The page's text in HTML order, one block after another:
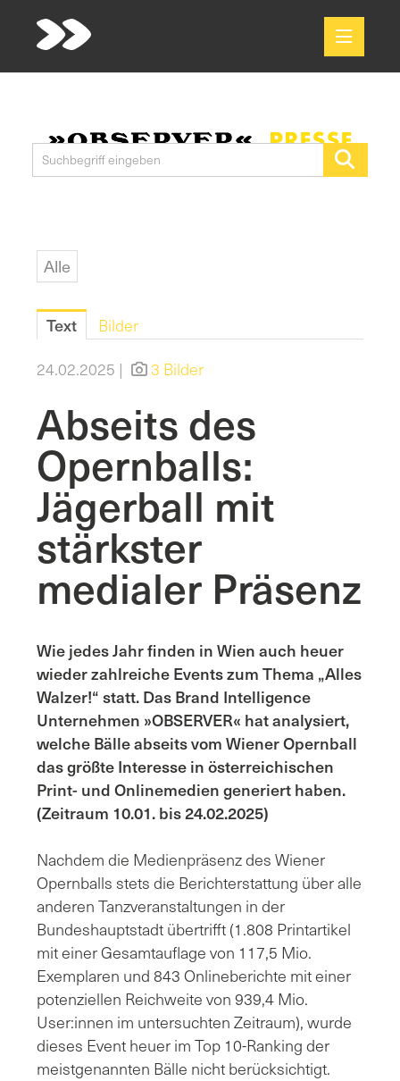
Media
Alle
Text
Bilder
24.02.2025 |
3 Bilder
Abseits des
Opernballs:
Jägerball mit
stärkster
medialer Präsenz
Wie jedes Jahr finden in Wien auch heuer
wieder zahlreiche Events zum Thema „Alles
Walzer!“ statt. Das Brand Intelligence
Unternehmen »OBSERVER« hat analysiert,
welche Bälle abseits vom Wiener Opernball
das größte Interesse in österreichischen
Print- und Onlinemedien generiert haben.
(Zeitraum 10.01. bis 24.02.2025)
Nachdem die Medienpräsenz des Wiener
Opernballs stets die Berichterstattung über alle
anderen Tanzveranstaltungen in der
Bundeshauptstadt übertrifft (1.808 Printartikel
mit einer Gesamtauflage von 117,5 Mio.
Exemplaren und 843 Onlineberichte mit einer
potenziellen Reichweite von 939,4 Mio.
User:innen im untersuchten Zeitraum), wurde
dieses Event heuer im Top 10-Ranking der
meistgenannten Bälle nicht berücksichtigt.